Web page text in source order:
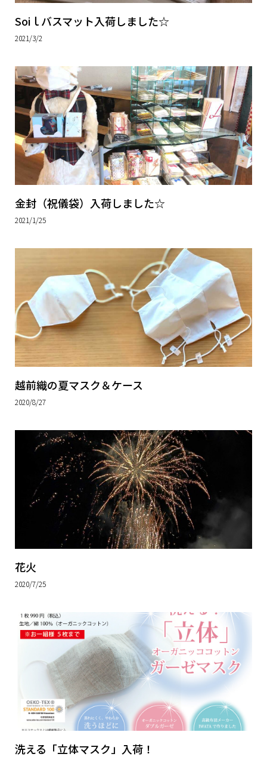
Soiｌバスマット入荷しました☆
2021/3/2
金封（祝儀袋）入荷しました☆
2021/1/25
越前織の夏マスク＆ケース
2020/8/27
花火
2020/7/25
洗える「立体マスク」入荷！